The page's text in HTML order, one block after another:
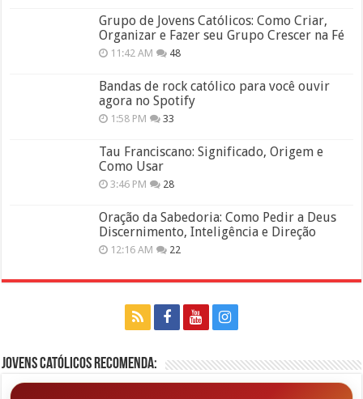
Grupo de Jovens Católicos: Como Criar,
Organizar e Fazer seu Grupo Crescer na Fé
11:42 AM 48
Bandas de rock católico para você ouvir
agora no Spotify
1:58 PM 33
Tau Franciscano: Significado, Origem e
Como Usar
3:46 PM 28
Oração da Sabedoria: Como Pedir a Deus
Discernimento, Inteligência e Direção
12:16 AM 22
Jovens Católicos Recomenda: